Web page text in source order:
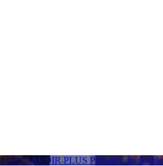
EN SAVOIR PLUS Préparez un